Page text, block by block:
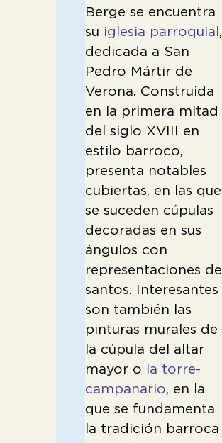
Berge se encuentra
su iglesia parroquial,
dedicada a San
Pedro Mártir de
Verona. Construida
en la primera mitad
del siglo XVIII en
estilo barroco,
presenta notables
cubiertas, en las que
se suceden cúpulas
decoradas en sus
ángulos con
representaciones de
santos. Interesantes
son también las
pinturas murales de
la cúpula del altar
mayor o la torre-
campanario, en la
que se fundamenta
la tradición barroca